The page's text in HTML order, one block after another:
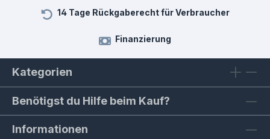
14 Tage Rückgaberecht für Verbraucher
Finanzierung
Kategorien
Benötigst du Hilfe beim Kauf?
Informationen